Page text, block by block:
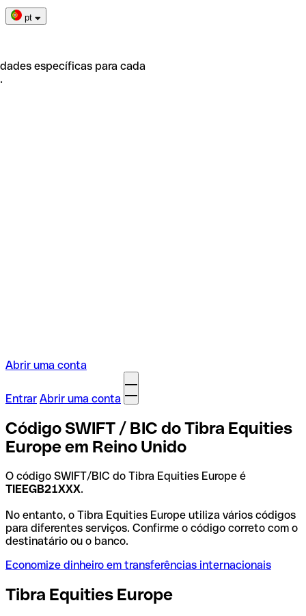
pt
específicas para cada
Abrir uma conta
Entrar Abrir uma conta
Código SWIFT / BIC do Tibra Equities
Europe em Reino Unido
O código SWIFT/BIC do Tibra Equities Europe é
TIEEGB21XXX.
No entanto, o Tibra Equities Europe utiliza vários códigos
para diferentes serviços. Confirme o código correto com o
destinatário ou o banco.
Economize dinheiro em transferências internacionais
Tibra Equities Europe